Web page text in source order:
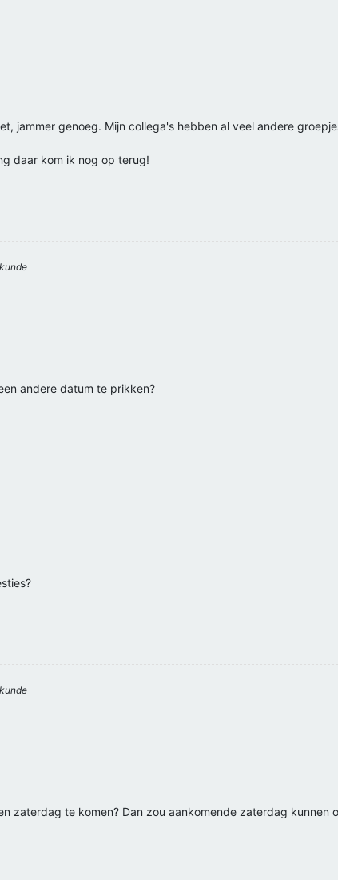
jammer genoeg. Mijn collega's hebben al veel andere
daar kom ik nog op terug!
andere datum te prikken?
zaterdag te komen? Dan zou aankomende zaterdag kunnen